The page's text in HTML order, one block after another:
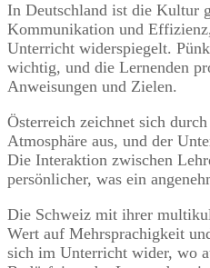
In Deutschland ist die Kultur
Kommunikation und
Unterricht widerspiegelt.
wichtig, und die Lernenden
Anweisungen und Zielen.
Österreich zeichnet sich
Atmosphäre aus, und der
Die Interaktion zwischen
persönlicher, was ein
Die Schweiz mit ihrer
Wert auf Mehrsprachigkeit
sich im Unterricht wider, wo